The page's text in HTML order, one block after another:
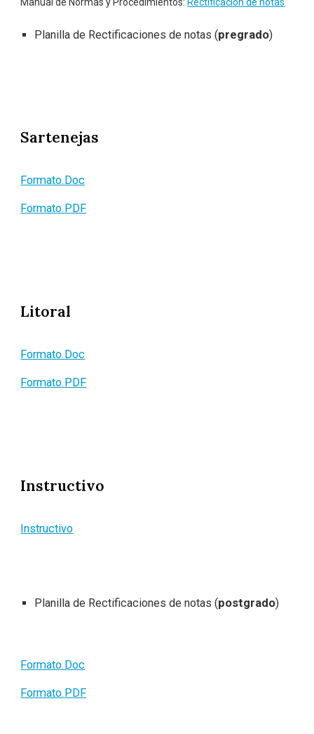
Planilla de Rectificaciones de notas (pregrado)
Sartenejas
Formato.Doc
Formato.PDF
Litoral
Formato.Doc
Formato.PDF
Instructivo
Instructivo
Planilla de Rectificaciones de notas (postgrado)
Formato.Doc
Formato.PDF